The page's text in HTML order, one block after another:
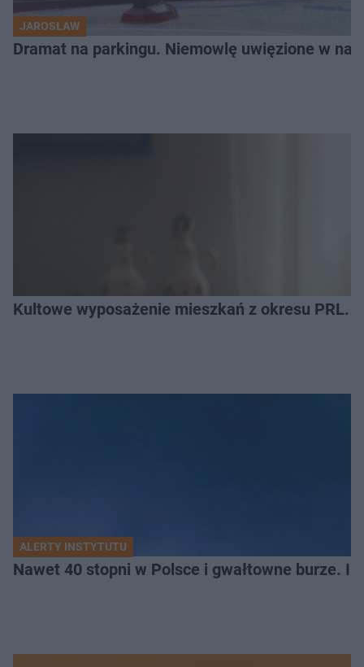
JAROSŁAW
Dramat na parkingu. Niemowlę uwięzione w
Kultowe wyposażenie mieszkań z okresu PRL.
ALERTY INSTYTUTU
Nawet 40 stopni w Polsce i gwałtowne burze.